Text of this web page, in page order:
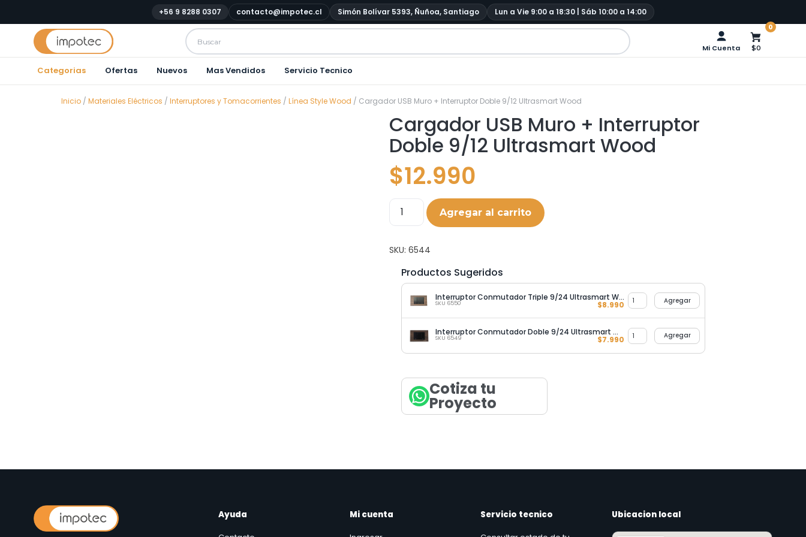
+56 9 8288 0307 contacto@impotec.cl Simón Bolívar 5393, Ñuñoa, Santiago Lun a Vie 9:00 a 18:30 | Sáb 10:00 a 14:00
Mi Cuenta
0
$0
Categorias Ofertas Nuevos Mas Vendidos Servicio Tecnico
Inicio / Materiales Eléctricos / Interruptores y Tomacorrientes / Línea Style Wood / Cargador USB Muro + Interruptor Doble 9/12 Ultrasmart Wood
Cargador USB Muro + Interruptor
Doble 9/12 Ultrasmart Wood
$12.990
Agregar al carrito
SKU:6544
Productos Sugeridos
Interruptor Conmutador Triple 9/24 Ultrasmart Wood
SKU 6550 $8.990 Agregar
Interruptor Conmutador Doble 9/24 Ultrasmart Wood
SKU 6549 $7.990 Agregar
Cotiza tu
Proyecto
Ayuda
Mi cuenta
Servicio tecnico
Ubicacion local